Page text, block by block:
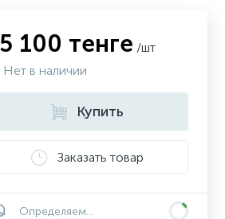
100 тенге /шт
Нет в наличии
Купить
Заказать товар
Определяем...